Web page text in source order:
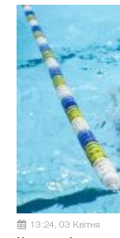
13:24, 03 Квітня